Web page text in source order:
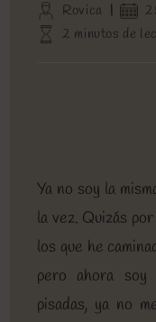
Autor
de
la
Rovica
de
la
Tiempo2 minutos de
Ya no soy la
la vez. Quizás
los que he
pero ahora soy
pisadas, ya no